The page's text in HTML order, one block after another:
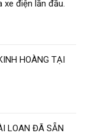
điện lần đầu.
HOÀNG TẠI
LOAN ĐÃ SẴN